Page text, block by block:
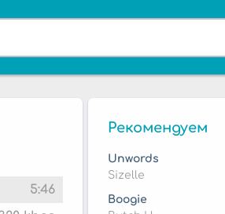
5:46
Рекомендуем
Unwords
Sizelle
Boogie